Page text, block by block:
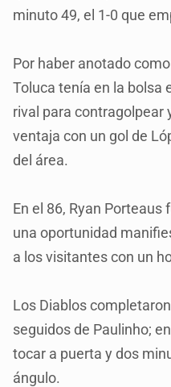
minuto 49, el 1-0 que
Por haber anotado
Toluca tenía en la bolsa
rival para contragolpear
ventaja con un gol de
del área.
En el 86, Ryan
una oportunidad
a los visitantes con un
Los Diablos
seguidos de Paulinho;
tocar a puerta y dos
ángulo.